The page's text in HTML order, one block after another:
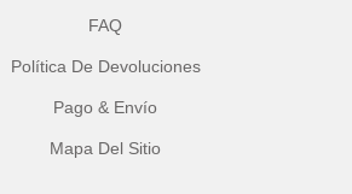
FAQ
Política De Devoluciones
Pago & Envío
Mapa Del Sitio